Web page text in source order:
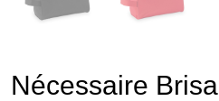
Nécessaire Brisa